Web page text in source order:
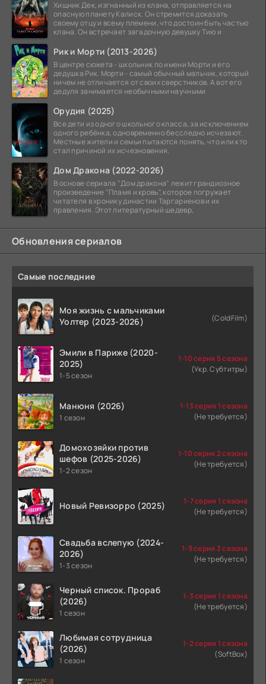
Хищник Дек, изгнанный из клана, отправляется на
опасную планету Калиск. Он стремится доказать
своему отцу и всему племени, что достоин быть частью
клана. Он встречает загадочную девушку Тию и
Рик и Морти (2013-2026)
В центре сюжета - школьник по имени Морти и его
дедушка Рик. Морти - самый обычный мальчик, который
ничем не отличается от своих сверстников. А вот его
дедуля занимается необычными научными
Орудия (2025)
Все дети из одного школьного класса, за исключением
одного ребёнка, одновременно бесследно исчезают.
Местные жители и семьи пытаются понять, что или кто
стал причиной их исчезновения.
Дом Дракона (2022-2026)
В основе сериала "Дом дракона" лежит грандиозное
произведение "Пламя и кровь", которое погружает
читателя в хронику династии Таргариенов и их
правления. Этот литературный шедевр,
Обновления сериалов
Самые последние
Моя жизнь с мальчиками
Уолтер (2023-2026)
(ColdFilm)
Эмили в Париже (2020-
2025)
1-5 сезон
1-10 серия 5 сезона
(Укр. Субтитры)
Манюня (2026)
1 сезон
1-13 серия 1 сезона
(Не требуется)
Домохозяйки против
шефов (2025-2026)
1-2 сезон
1-10 серия 2 сезона
(Не требуется)
Новый Ревизорро (2025)
1-7 серия 1 сезона
(Не требуется)
Свадьба вслепую (2024-
2026)
1-3 сезон
1-9 серия 3 сезона
(Не требуется)
Черный список. Прораб
(2026)
1 сезон
1-3 серия 1 сезона
(Не требуется)
Любимая сотрудница
(2026)
1 сезон
1-2 серия 1 сезона
(SoftBox)